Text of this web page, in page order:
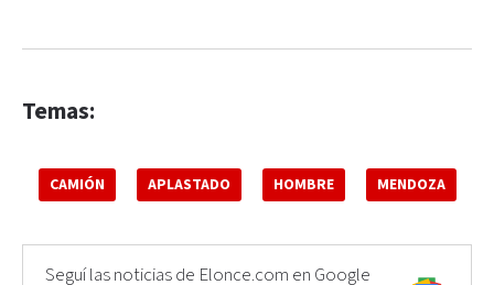
Temas:
CAMIÓN APLASTADO HOMBRE MENDOZA
Seguí las noticias de Elonce.com en Google